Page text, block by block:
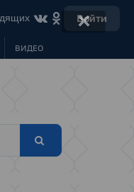
Войти
ВИДЕО